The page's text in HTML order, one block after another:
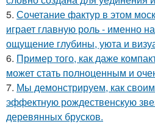
5. Сочетание фактур в этом
играет главную роль - именно
ощущение глубины, уюта и
6. Пример того, как даже
может стать полноценным и
7. Мы демонстрируем, как
эффектную рождественскую
деревянных брусков.